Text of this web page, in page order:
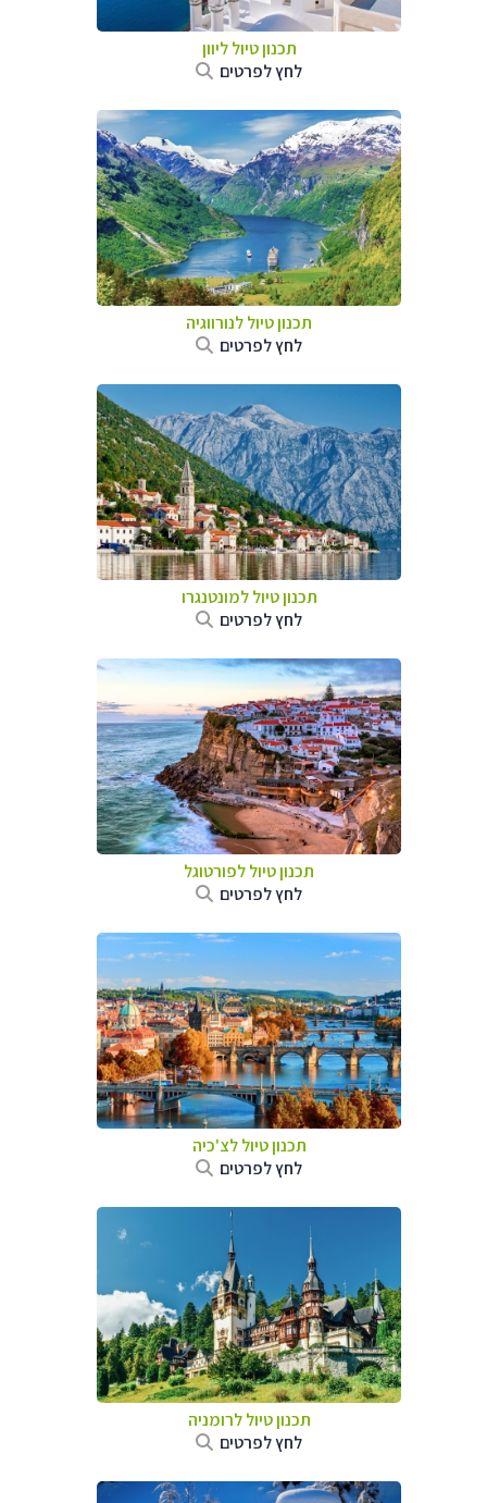
תכנון טיול ליוון
לחץ לפרטים
תכנון טיול לנורווגיה
לחץ לפרטים
תכנון טיול למונטנגרו
לחץ לפרטים
תכנון טיול לפורטוגל
לחץ לפרטים
תכנון טיול לצ'כיה
לחץ לפרטים
תכנון טיול לרומניה
לחץ לפרטים